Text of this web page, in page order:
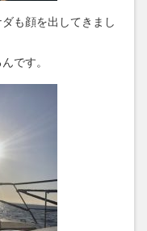
も顔を出してきまし
です。